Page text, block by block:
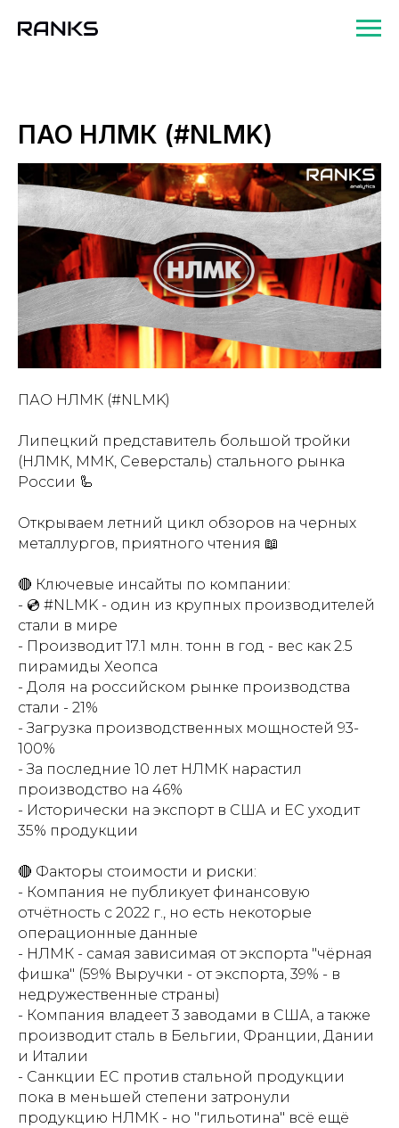
ПАО НЛМК (#NLMK)
ПАО НЛМК (#NLMK)
Липецкий представитель большой тройки
(НЛМК, ММК, Северсталь) стального рынка
России 🦾
Открываем летний цикл обзоров на черных
металлургов, приятного чтения 📖
🔴 Ключевые инсайты по компании:
- 💿 #NLMK - один из крупных производителей
стали в мире
- Производит 17.1 млн. тонн в год - вес как 2.5
пирамиды Хеопса
- Доля на российском рынке производства
стали - 21%
- Загрузка производственных мощностей 93-
100%
- За последние 10 лет НЛМК нарастил
производство на 46%
- Исторически на экспорт в США и ЕС уходит
35% продукции
🔴 Факторы стоимости и риски:
- Компания не публикует финансовую
отчётность с 2022 г., но есть некоторые
операционные данные
- НЛМК - самая зависимая от экспорта "чёрная
фишка" (59% Выручки - от экспорта, 39% - в
недружественные страны)
- Компания владеет 3 заводами в США, а также
производит сталь в Бельгии, Франции, Дании
и Италии
- Санкции ЕС против стальной продукции
пока в меньшей степени затронули
продукцию НЛМК - но "гильотина" всё ещё